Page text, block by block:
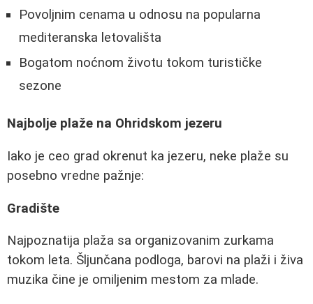
Povoljnim cenama u odnosu na popularna
mediteranska letovališta
Bogatom noćnom životu tokom turističke
sezone
Najbolje plaže na Ohridskom jezeru
Iako je ceo grad okrenut ka jezeru, neke plaže su
posebno vredne pažnje:
Gradište
Najpoznatija plaža sa organizovanim zurkama
tokom leta. Šljunčana podloga, barovi na plaži i živa
muzika čine je omiljenim mestom za mlade.